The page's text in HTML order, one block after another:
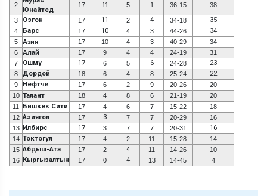
2
Юнайтед
17 11 5 1 36-15 38
3 Озгон 17 11 2 4 34-18 35
4 Барс 17 10 4 3 44-26 34
5 Азия 17 10 4 3 40-29
34
6
Алай 17 9 4 4 24-19
31
7
Ошму 17 6 5 6 24-28 23
8 Дордой 18 6 4 8 25-24 22
9 Нефтчи 17 6 2 9 20-26
20
10 Талант 18 4 8 6 21-19
20
11
Бишкек Сити 17 4 6 7 15-22
18
12 Азиягол 17 3 7 7 20-29
16
13 Илбирс 17 3 7 7 20-31 16
14 Токтогул 17 4 2 11 15-28
14
15 Абдыш-Ата 17 2 4 11 14-26
10
16 Кыргызалтын 17 0 4 13 14-45 4